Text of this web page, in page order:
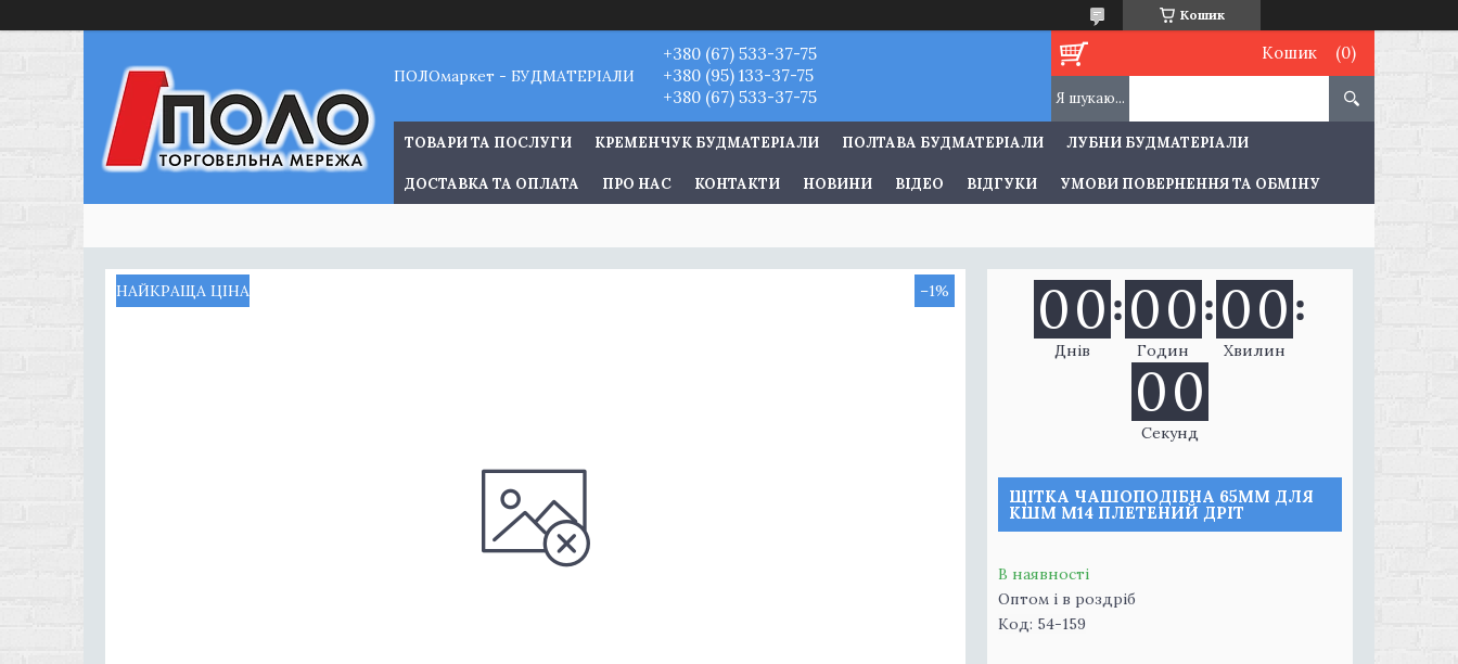
Кошик
ПОЛОмаркет - БУДМАТЕРІАЛИ
+380 (67) 533-37-75
+380 (95) 133-37-75
+380 (67) 533-37-75
Кошик
ТОВАРИ ТА ПОСЛУГИ КРЕМЕНЧУК БУДМАТЕРІАЛИ ПОЛТАВА БУДМАТЕРІАЛИ ЛУБНИ БУДМАТЕРІАЛИ
ДОСТАВКА ТА ОПЛАТА ПРО НАС КОНТАКТИ НОВИНИ ВІДЕО ВІДГУКИ УМОВИ ПОВЕРНЕННЯ ТА ОБМІНУ
НАЙКРАЩА ЦІНА –1% 00
Днів
00
Годин
00
Хвилин
00
Секунд
ЩІТКА ЧАШОПОДІБНА 65ММ ДЛЯ
КШМ М14 ПЛЕТЕНИЙ ДРІТ
В наявності
Оптом і в роздріб
Код: 54-159